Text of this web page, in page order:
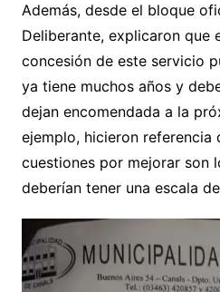
Además, desde el bloque
Deliberante, explicaron que
concesión de este servicio
ya tiene muchos años y
dejan encomendada a la
ejemplo, hicieron referencia
cuestiones por mejorar son
deberían tener una escala